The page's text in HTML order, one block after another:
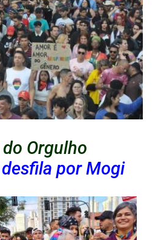
do Orgulho
desfila por Mogi